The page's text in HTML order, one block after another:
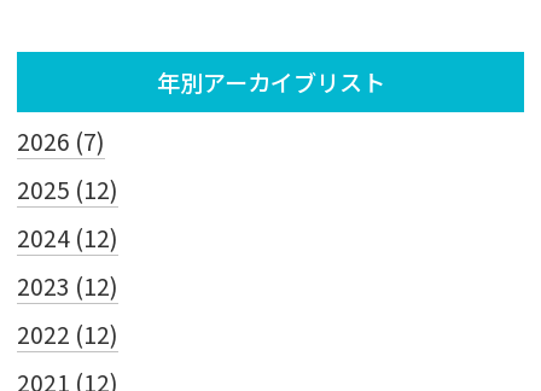
年別アーカイブリスト
2026 (7)
2025 (12)
2024 (12)
2023 (12)
2022 (12)
2021 (12)